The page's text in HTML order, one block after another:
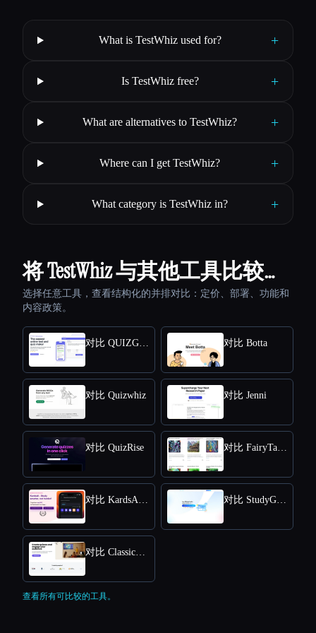
What is TestWhiz used for? +
Is TestWhiz free? +
What are alternatives to TestWhiz? +
Where can I get TestWhiz? +
What category is TestWhiz in? +
将 TestWhiz 与其他工具比较…
选择任意工具，查看结构化的并排对比：定价、部署、功能和
内容政策。
对比 QUIZGECKO 对比 Botta
对比 Quizwhiz 对比 Jenni
对比 QuizRise 对比 FairyTailAI
对比 KardsAI - AI Flashcard Maker 对比 StudyGPT
对比 Classicquiz com
查看所有可比较的工具。